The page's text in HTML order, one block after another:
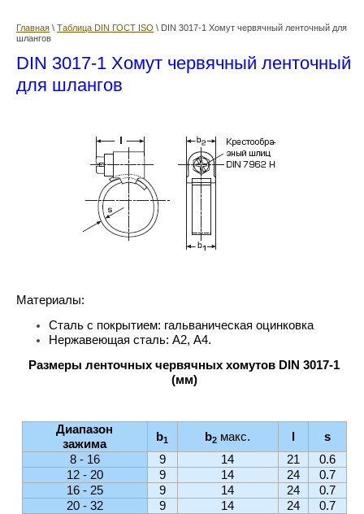
Главная \ Таблица DIN ГОСТ ISO \ DIN 3017-1 Хомут червячный ленточный для
шлангов
DIN 3017-1 Хомут червячный ленточный
для шлангов
Материалы:
Сталь с покрытием: гальваническая оцинковка
Нержавеющая сталь: А2, А4.
Размеры ленточных червячных хомутов DIN 3017-1
(мм)
Диапазон
зажима
b1 b2 макс.
s
8 - 16
9 14 21
0.6
12 - 20
9 14 24
0.7
16 - 25
9 14 24
0.7
20 - 32
9 14 24
0.7